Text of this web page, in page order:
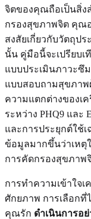
จิตของคุณถือเป็นสิ่ง
กรองสุขภาพจิต คุณ
สงสัยเกี่ยวกับวัตถุป
นั้น คู่มือนี้จะเปรียบเ
แบบประเมินภาวะซึม
แบบสอบถามสุขภาพ
ความแตกต่างของเ
ระหว่าง PHQ9 และ
และการประยุกต์ใช้
ข้อมูลมากขึ้นว่าเหตุ
การคัดกรองสุขภาพ
การทำความเข้าใจเ
ศักยภาพ การเลือก
คุณรัก ดำเนินการอ